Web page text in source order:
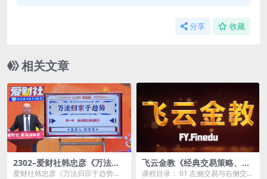
分享 收藏
相关文章
2302–爱财社韩忠彦《万法归
宗于趋势》系统课
爱财社韩忠彦《万法归宗于趋势》
飞云金教《经典交易策略、投
资逻辑、交易系统 技巧精讲》
课程目录： 01 左侧交易与右侧交